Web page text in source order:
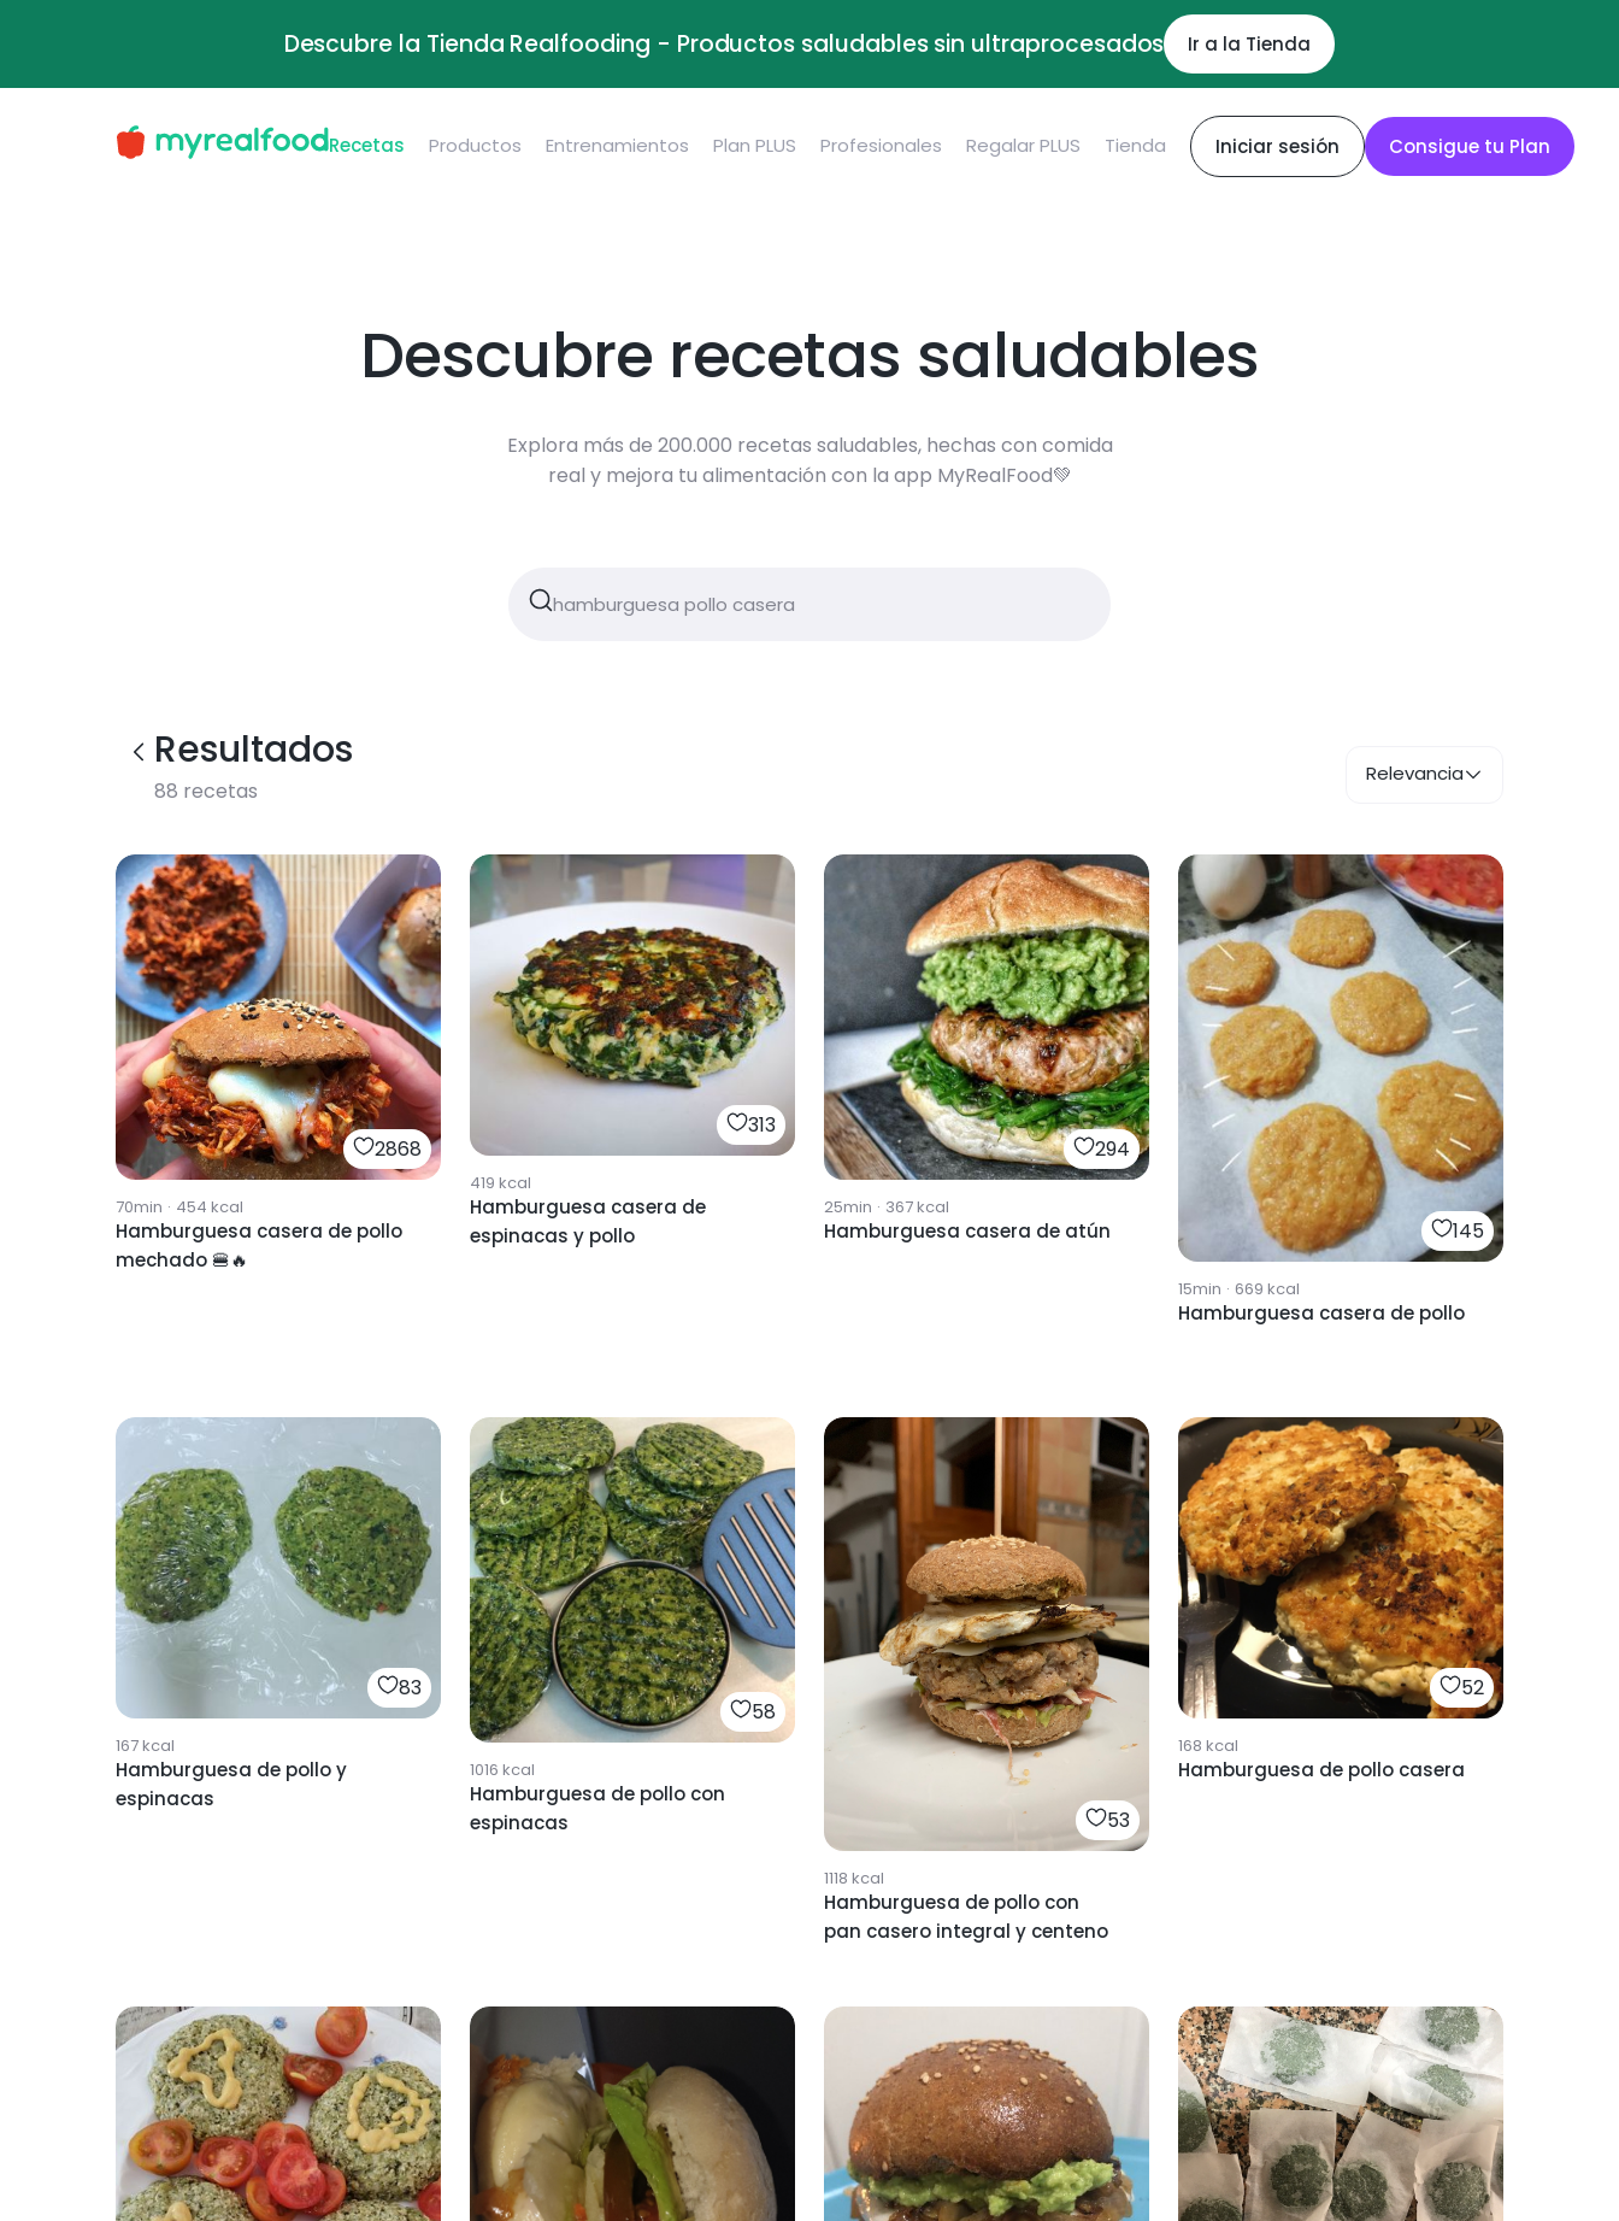
Descubre la Tienda Realfooding - Productos saludables sin ultraprocesados Ir a la Tienda
Recetas Productos Entrenamientos Plan PLUS Profesionales Regalar PLUS Tienda Iniciar sesión Consigue tu Plan
Descubre recetas saludables
Explora más de 200.000 recetas saludables, hechas con comida
real y mejora tu alimentación con la app MyRealFood💚
Resultados
88 recetas
Relevancia
2868
70min · 454 kcal
Hamburguesa casera de pollo
mechado 🍔🔥
313
419 kcal
Hamburguesa casera de
espinacas y pollo
294
25min · 367kcal
Hamburguesa casera de atún 145
15min · 669 kcal
Hamburguesa casera de pollo
83
167kcal
Hamburguesa de pollo y
espinacas
58
1016 kcal
Hamburguesa de pollo con
espinacas
53
1118 kcal
Hamburguesa de pollo con
pan casero integral y centeno
52
168 kcal
Hamburguesa de pollo casera